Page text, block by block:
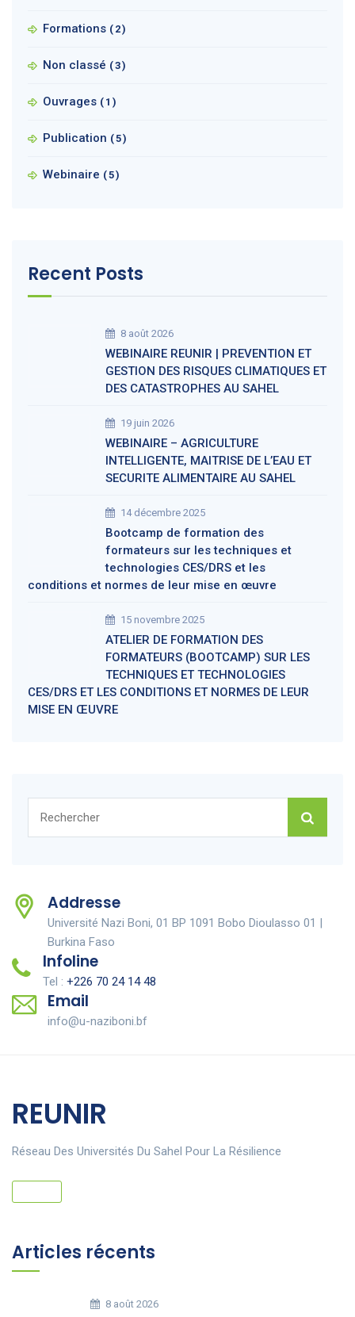
Formations (2)
Non classé (3)
Ouvrages (1)
Publication (5)
Webinaire (5)
Recent Posts
8 août 2026
WEBINAIRE REUNIR | PREVENTION ET
GESTION DES RISQUES CLIMATIQUES ET
DES CATASTROPHES AU SAHEL
19 juin 2026
WEBINAIRE – AGRICULTURE
INTELLIGENTE, MAITRISE DE L’EAU ET
SECURITE ALIMENTAIRE AU SAHEL
14 décembre 2025
Bootcamp de formation des
formateurs sur les techniques et
technologies CES/DRS et les
conditions et normes de leur mise en œuvre
15 novembre 2025
ATELIER DE FORMATION DES
FORMATEURS (BOOTCAMP) SUR LES
TECHNIQUES ET TECHNOLOGIES
CES/DRS ET LES CONDITIONS ET NORMES DE LEUR
MISE EN ŒUVRE
Addresse
Université Nazi Boni, 01 BP 1091 Bobo Dioulasso 01 |
Burkina Faso
Infoline
Tel : +226 70 24 14 48
Email
info@u-naziboni.bf
REUNIR
Réseau Des Universités Du Sahel Pour La Résilience
Articles récents
8 août 2026